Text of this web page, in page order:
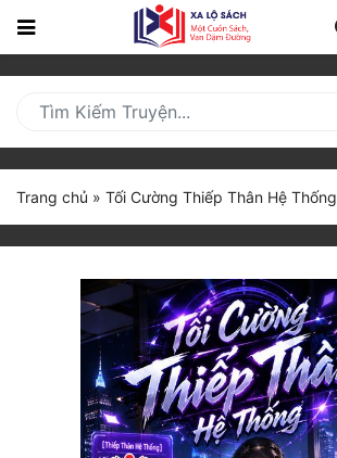
Trang
Mới
Cập
Nhật
(current)
Truyện Mới Ra
Hoàn Thành
Trang chủ » Tối Cường Thiếp Thân Hệ Thống